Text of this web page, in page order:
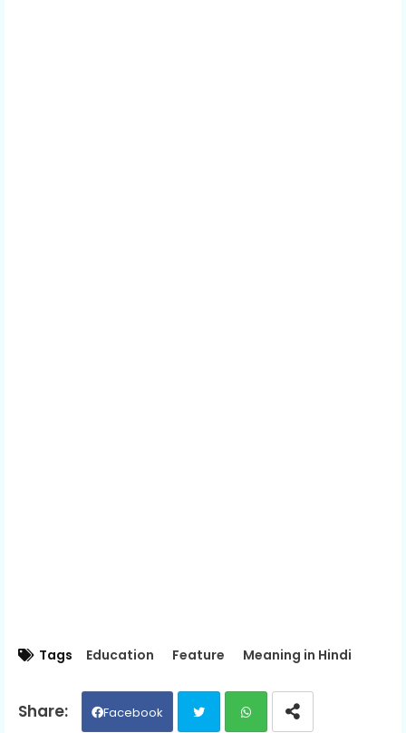
Tags Education Feature Meaning in Hindi
Facebook